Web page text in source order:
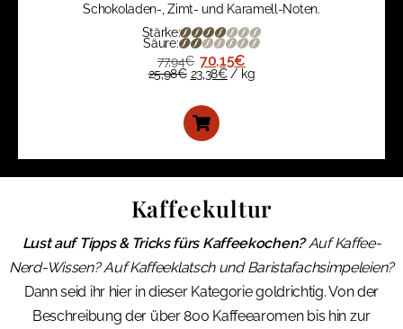
Schokoladen-, Zimt- und Karamell-Noten.
Stärke:
Säure:
77,94€ 70,15€
25,98€ 23,38€/ kg
Kaffeekultur
Lust auf Tipps & Tricks fürs Kaffeekochen? Auf Kaffee-
Nerd-Wissen? Auf Kaffeeklatsch und Baristafachsimpeleien?
Dann seid ihr hier in dieser Kategorie goldrichtig. Von der
Beschreibung der über 800 Kaffeearomen bis hin zur